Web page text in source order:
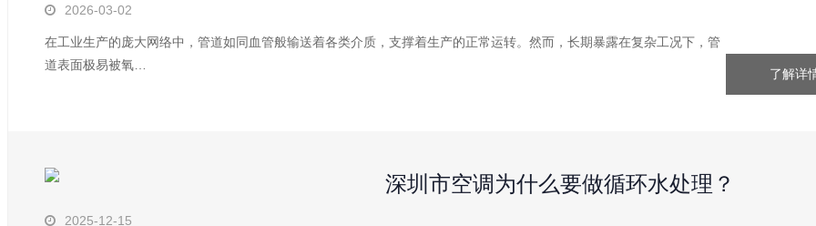
2026-03-02
在工业生产的庞大网络中，管道如同血管般输送着各类介质，支撑着生产的正常运转。然而，长期暴露在复杂工况下，管
道表面极易被氧…
了解详
深圳市空调为什么要做循环水处理？
2025-12-15